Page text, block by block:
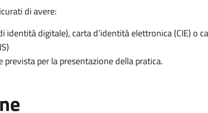
di avere:
identità digitale), carta d’identità elettronica (CIE) o
per la presentazione della pratica.